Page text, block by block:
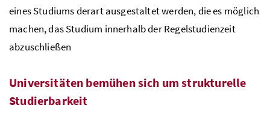
eines Studiums derart ausgestaltet werden, die es möglich
machen, das Studium innerhalb der Regelstudienzeit
abzuschließen
Universitäten bemühen sich um strukturelle
Studierbarkeit